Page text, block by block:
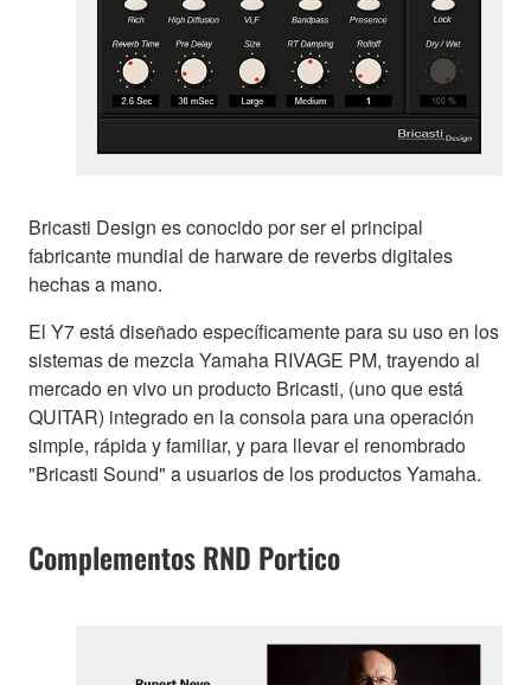
Bricasti Design es conocido por ser el principal
fabricante mundial de harware de reverbs digitales
hechas a mano.
El Y7 está diseñado específicamente para su uso en los
sistemas de mezcla Yamaha RIVAGE PM, trayendo al
mercado en vivo un producto Bricasti, (uno que está
QUITAR) integrado en la consola para una operación
simple, rápida y familiar, y para llevar el renombrado
"Bricasti Sound" a usuarios de los productos Yamaha.
Complementos RND Portico